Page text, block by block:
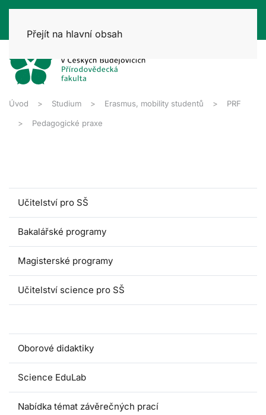
Přejít na hlavní obsah
Úvod Studium Erasmus, mobility studentů PRF
Pedagogické praxe
Učitelství pro SŠ
Bakalářské programy
Magisterské programy
Učitelství science pro SŠ
Oborové didaktiky
Science EduLab
Nabídka témat závěrečných prací